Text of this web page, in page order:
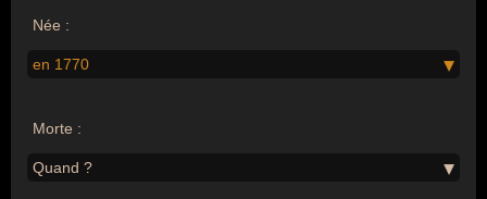
Née :
en 1770
Morte :
Quand ?